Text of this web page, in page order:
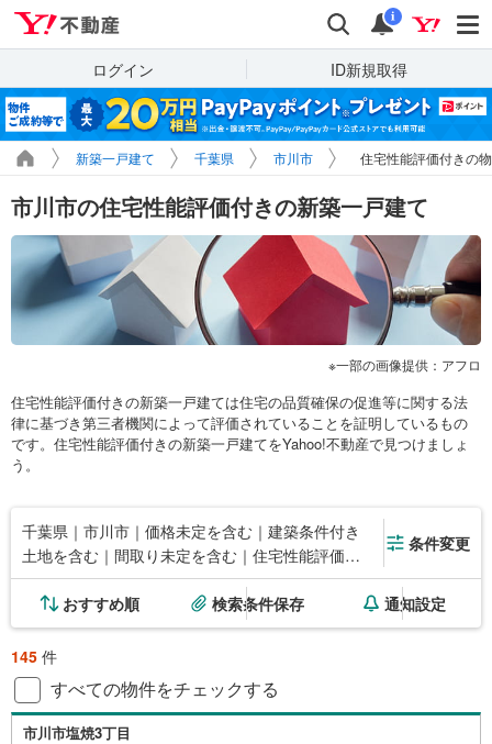
検索 通知
i
ログイン ID新規取得
新築一戸建て 千葉県 市川市 住宅性能評価付きの
市川市の住宅性能評価付きの新築一戸建て
一部の画像提供：アフロ
住宅性能評価付きの新築一戸建ては住宅の品質確保の促進等に関する法
律に基づき第三者機関によって評価されていることを証明しているもの
です。住宅性能評価付きの新築一戸建てをYahoo!不動産で見つけましょ
う。
千葉県｜市川市｜価格未定を含む｜建築条件付き
土地を含む｜間取り未定を含む｜住宅性能評価付
き
条件変更
おすすめ順 検索条件保存 通知設定
145 件
すべての物件をチェックする
市川市塩焼3丁目